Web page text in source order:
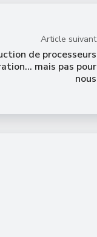
Article suivant
de processeurs
mais pas pour
nous